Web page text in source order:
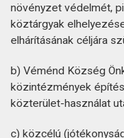
növényzet védelmét,
köztárgyak
elhárításának céljára
b) Véménd Község
közintézmények
közterület-használat
c) közcélú